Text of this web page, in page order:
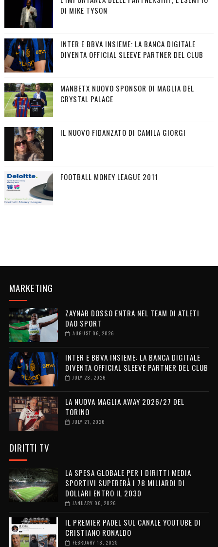
DI MIKE TYSON
INTER E BBVA INSIEME: LA BANCA DIGITALE
DIVENTA OFFICIAL SLEEVE PARTNER DEL CLUB
MANBETX NUOVO SPONSOR DI MAGLIA DEL
CRYSTAL PALACE
IL NUOVO FIDANZATO DI CAMILA GIORGI
FOOTBALL MONEY LEAGUE 2011
MARKETING
ZAYNAB DOSSO ENTRA NEL TEAM DI ATLETI
DAO SPORT
AUGUST 06, 2026
INTER E BBVA INSIEME: LA BANCA DIGITALE
DIVENTA OFFICIAL SLEEVE PARTNER DEL CLUB
JULY 28, 2026
LA NUOVA MAGLIA AWAY 2026/27 DEL
TORINO
JULY 21, 2026
DIRITTI TV
LA SPESA GLOBALE PER I DIRITTI MEDIA
SPORTIVI SUPERERÀ I 78 MILIARDI DI
DOLLARI ENTRO IL 2030
JANUARY 06, 2026
IL PREMIER PADEL SUL CANALE YOUTUBE DI
CRISTIANO RONALDO
FEBRUARY 18, 2025